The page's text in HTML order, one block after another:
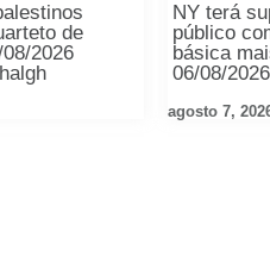
de
2026
NY terá
público
básica
06/08/
agosto 7,